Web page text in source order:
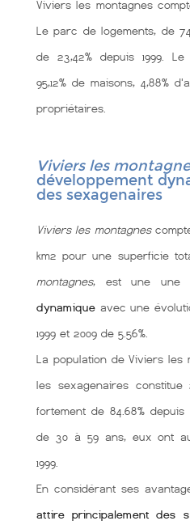
Viviers les montagnes
Le parc de logements, de
de 23,42% depuis 1999.
95,12% de maisons, 4,88%
propriétaires.
Viviers les
développement
des sexagenaires
Viviers les montagnes
km2 pour une superficie
montagnes, est une une
dynamique avec une
1999 et 2009 de 5.56%.
La population de Viviers les
les sexagenaires constitue
fortement de 84.68% depuis
de 30 à 59 ans, eux ont
1999.
En considérant ses
attire principalement des